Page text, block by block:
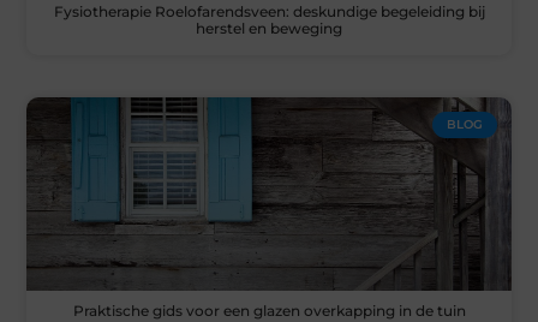
Fysiotherapie Roelofarendsveen: deskundige begeleiding bij
herstel en beweging
BLOG
Praktische gids voor een glazen overkapping in de tuin